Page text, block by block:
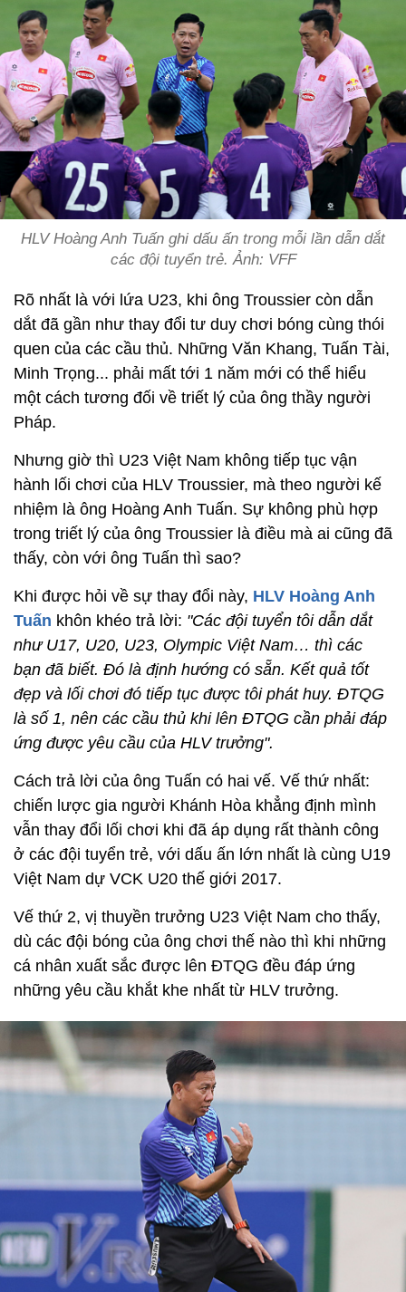
HLV Hoàng Anh Tuấn ghi dấu ấn trong mỗi lần dẫn dắt
các đội tuyển trẻ. Ảnh: VFF
Rõ nhất là với lứa U23, khi ông Troussier còn dẫn
dắt đã gần như thay đổi tư duy chơi bóng cùng thói
quen của các cầu thủ. Những Văn Khang, Tuấn Tài,
Minh Trọng... phải mất tới 1 năm mới có thể hiểu
một cách tương đối về triết lý của ông thầy người
Pháp.
Nhưng giờ thì U23 Việt Nam không tiếp tục vận
hành lối chơi của HLV Troussier, mà theo người kế
nhiệm là ông Hoàng Anh Tuấn. Sự không phù hợp
trong triết lý của ông Troussier là điều mà ai cũng đã
thấy, còn với ông Tuấn thì sao?
Khi được hỏi về sự thay đổi này, HLV Hoàng Anh
Tuấn khôn khéo trả lời: "Các đội tuyển tôi dẫn dắt
như U17, U20, U23, Olympic Việt Nam… thì các
bạn đã biết. Đó là định hướng có sẵn. Kết quả tốt
đẹp và lối chơi đó tiếp tục được tôi phát huy. ĐTQG
là số 1, nên các cầu thủ khi lên ĐTQG cần phải đáp
ứng được yêu cầu của HLV trưởng".
Cách trả lời của ông Tuấn có hai vế. Vế thứ nhất:
chiến lược gia người Khánh Hòa khẳng định mình
vẫn thay đổi lối chơi khi đã áp dụng rất thành công
ở các đội tuyển trẻ, với dấu ấn lớn nhất là cùng U19
Việt Nam dự VCK U20 thế giới 2017.
Vế thứ 2, vị thuyền trưởng U23 Việt Nam cho thấy,
dù các đội bóng của ông chơi thế nào thì khi những
cá nhân xuất sắc được lên ĐTQG đều đáp ứng
những yêu cầu khắt khe nhất từ HLV trưởng.